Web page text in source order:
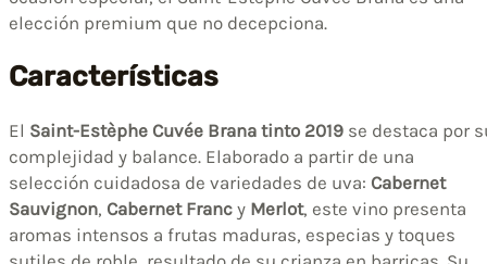
elección premium que no decepciona.
Características
El Saint-Estèphe Cuvée Brana tinto 2019 se destaca por
complejidad y balance. Elaborado a partir de una
selección cuidadosa de variedades de uva: Cabernet
Sauvignon, Cabernet Franc y Merlot, este vino presenta
aromas intensos a frutas maduras, especias y toques